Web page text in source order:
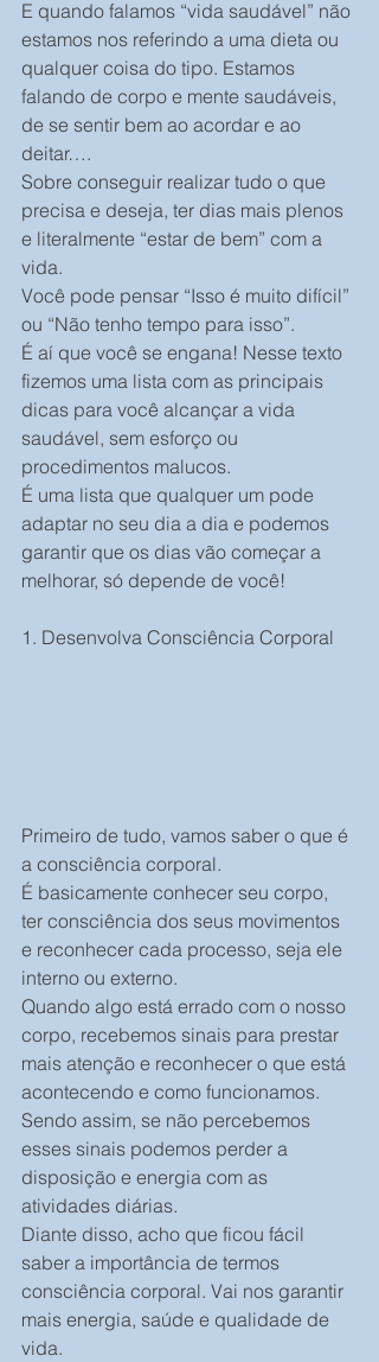
E quando falamos “vida saudável” não
estamos nos referindo a uma dieta ou
qualquer coisa do tipo. Estamos
falando de corpo e mente saudáveis,
de se sentir bem ao acordar e ao
deitar….
Sobre conseguir realizar tudo o que
precisa e deseja, ter dias mais plenos
e literalmente “estar de bem” com a
vida.
Você pode pensar “Isso é muito difícil”
ou “Não tenho tempo para isso”.
É aí que você se engana! Nesse texto
fizemos uma lista com as principais
dicas para você alcançar a vida
saudável, sem esforço ou
procedimentos malucos.
É uma lista que qualquer um pode
adaptar no seu dia a dia e podemos
garantir que os dias vão começar a
melhorar, só depende de você!
1. Desenvolva Consciência Corporal
Primeiro de tudo, vamos saber o que é
a consciência corporal.
É basicamente conhecer seu corpo,
ter consciência dos seus movimentos
e reconhecer cada processo, seja ele
interno ou externo.
Quando algo está errado com o nosso
corpo, recebemos sinais para prestar
mais atenção e reconhecer o que está
acontecendo e como funcionamos.
Sendo assim, se não percebemos
esses sinais podemos perder a
disposição e energia com as
atividades diárias.
Diante disso, acho que ficou fácil
saber a importância de termos
consciência corporal. Vai nos garantir
mais energia, saúde e qualidade de
vida.